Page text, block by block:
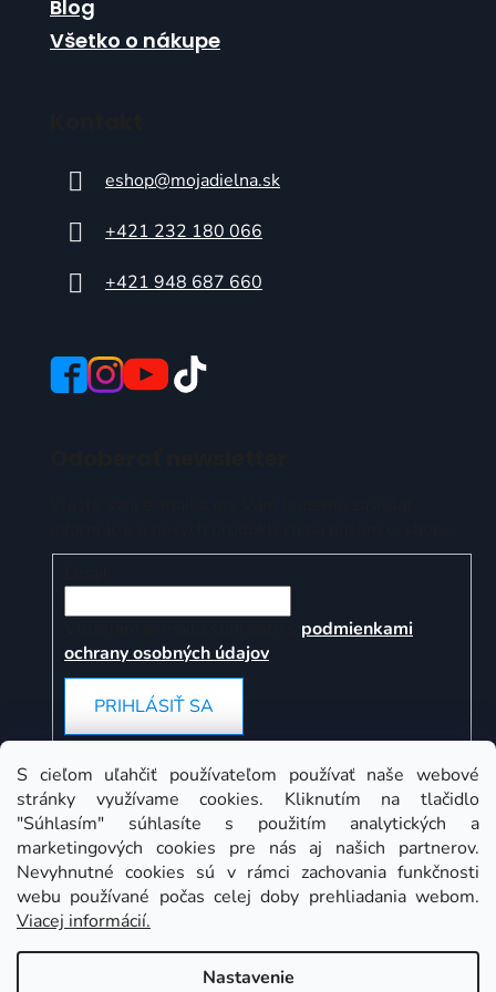
S cieľom uľahčiť používateľom používať naše webové
stránky využívame cookies. Kliknutím na tlačidlo
"Súhlasím" súhlasíte s použitím analytických a
marketingových cookies pre nás aj našich partnerov.
Nevyhnutné cookies sú v rámci zachovania funkčnosti
webu používané počas celej doby prehliadania webom.
Viacej informácií.
Nastavenie
Blog
Všetko o nákupe
eshop@mojadielna.sk
+421 232 180 066
+421 948 687 660
podmienkami
ochrany osobných údajov
PRIHLÁSIŤ SA
Instagram